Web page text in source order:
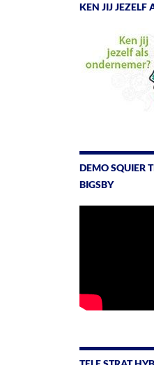
KEN JIJ JEZELF
DEMO SQUIER
BIGSBY